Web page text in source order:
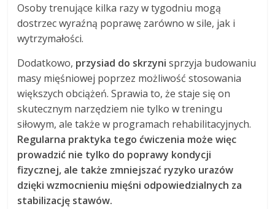
Osoby trenujące kilka razy w tygodniu mogą
dostrzec wyraźną poprawę zarówno w sile, jak i
wytrzymałości.
Dodatkowo, przysiad do skrzyni sprzyja budowaniu
masy mięśniowej poprzez możliwość stosowania
większych obciążeń. Sprawia to, że staje się on
skutecznym narzędziem nie tylko w treningu
siłowym, ale także w programach rehabilitacyjnych.
Regularna praktyka tego ćwiczenia może więc
prowadzić nie tylko do poprawy kondycji
fizycznej, ale także zmniejszać ryzyko urazów
dzięki wzmocnieniu mięśni odpowiedzialnych za
stabilizację stawów.